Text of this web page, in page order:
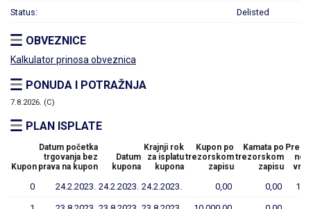
Status: Delisted
OBVEZNICE
Kalkulator prinosa obveznica
PONUDA I POTRAŽNJA
7.8.2026. (C)
PLAN ISPLATE
Kupon
Datum početka
trgovanja bez
prava na kupon
Datum
kupona
Krajnji rok
za isplatu
kupona
Kupon po
trezorskom
zapisu
Kamata po
trezorskom
zapisu
0 24.2.2023. 24.2.2023. 24.2.2023. 0,00 0,00